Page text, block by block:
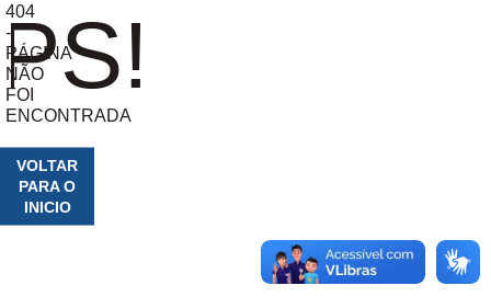
404
-
PÁGINA
NÃO
FOI
ENCONTRADA
VOLTAR
PARA O
INICIO